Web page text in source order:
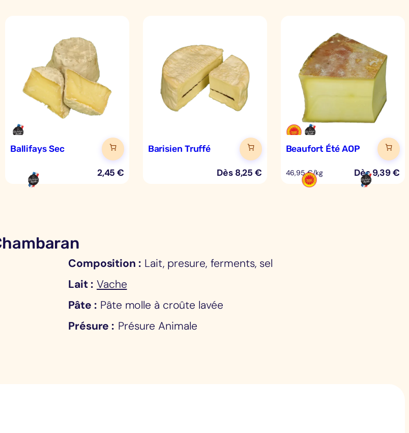
Ballifays Sec
2,45€
Barisien Truffé
Dès 8,25€
Beaufort Été AOP
46,95 €/kg Dès9,39€
Composition
Lait, presure, ferments, sel
Lait
Vache
Pâte
Pâte molle à croûte lavée
Présure
Présure Animale